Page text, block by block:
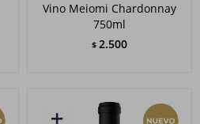
Vino Meiomi Chardonnay
750ml
$ 2.500